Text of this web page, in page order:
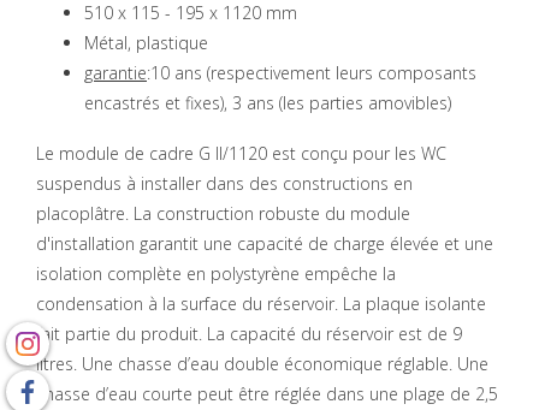
510 x 115 - 195 x 1120 mm
Métal, plastique
garantie:10 ans (respectivement leurs composants
encastrés et fixes), 3 ans (les parties amovibles)
Le module de cadre G II/1120 est conçu pour les WC
suspendus à installer dans des constructions en
placoplâtre. La construction robuste du module
d'installation garantit une capacité de charge élevée et une
isolation complète en polystyrène empêche la
condensation à la surface du réservoir. La plaque isolante
fait partie du produit. La capacité du réservoir est de 9
litres. Une chasse d’eau double économique réglable. Une
chasse d’eau courte peut être réglée dans une plage de 2,5